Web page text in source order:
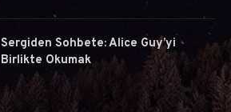
Sergiden Sohbete: Alice Guy’yi
Birlikte Okumak